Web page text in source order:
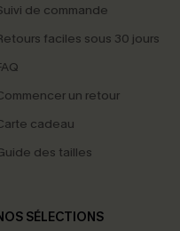
de commande
faciles sous 30 jours
un retour
cadeau
des tailles
SÉLECTIONS
-15%